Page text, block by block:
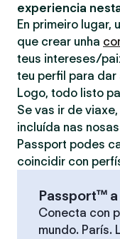
experiencia
En primeiro lugar,
que crear unha
teus intereses/
teu perfil para
Logo, todo listo
Se vas ir de
incluída nas nosas
Passport podes
coincidir con
Passport™
Conecta con
mundo. París.